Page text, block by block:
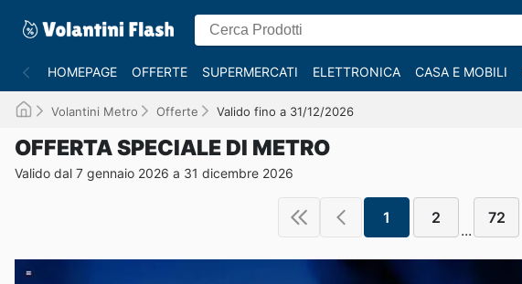
HOMEPAGE OFFERTE SUPERMERCATI ELETTRONICA CASA E MOBILI
Volantini Metro Offerte Valido fino a 31/12/2026
OFFERTA SPECIALE DI METRO
Valido dal 7 gennaio 2026 a 31 dicembre 2026
1 2
...
72